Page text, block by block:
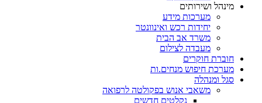
מינהל ושירותים
מערכות מידע
יחידות רכש ואינוונטר
משרד אב הבית
מעבדה לצילום
חוברת חוקרים
מערכת חיפוש מנחים.ות
סגל ומנהלה
משאבי אנוש בפקולטה לרפואה
נקלטים חדשים